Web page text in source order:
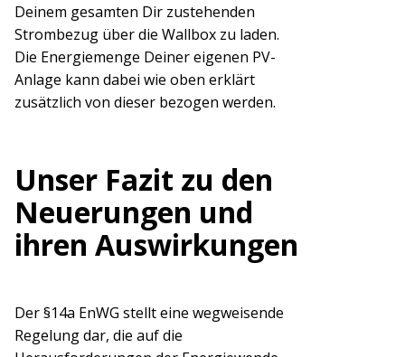
Deinem gesamten Dir zustehenden
Strombezug über die Wallbox zu laden.
Die Energiemenge Deiner eigenen PV-
Anlage kann dabei wie oben erklärt
zusätzlich von dieser bezogen werden.
Unser Fazit zu den
Neuerungen und
ihren Auswirkungen
Der §14a EnWG stellt eine wegweisende
Regelung dar, die auf die